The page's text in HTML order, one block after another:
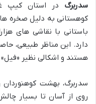
سدربرگ در استان کیپ
کوهستانی به دلیل صخره
دارد. این مناظر طبیعی،
هستند و اشکالی نظیر
سدربرگ، بهشت
روی از آسان تا بسیار